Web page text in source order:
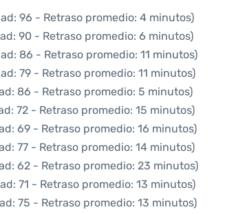
96 - Retraso promedio: 4 minutos)
90 - Retraso promedio: 6 minutos)
86 - Retraso promedio: 11 minutos)
79 - Retraso promedio: 11 minutos)
86 - Retraso promedio: 5 minutos)
72 - Retraso promedio: 15 minutos)
69 - Retraso promedio: 16 minutos)
77 - Retraso promedio: 14 minutos)
62 - Retraso promedio: 23 minutos)
71 - Retraso promedio: 13 minutos)
75 - Retraso promedio: 13 minutos)